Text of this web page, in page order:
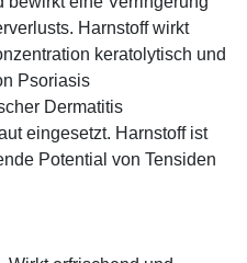
Harnstoff wirkt
keratolytisch und
Psoriasis
Dermatitis
eingesetzt. Harnstoff ist
Potential von Tensiden